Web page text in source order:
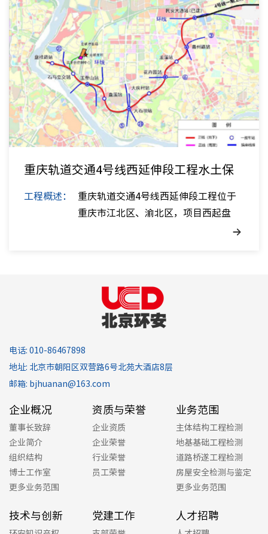
人才招
联系我
重庆轨道交通4号线西延伸段工程水土保
工程概述：
重庆轨道交通4号线西延伸段工程位于
重庆市江北区、渝北区，项目西起盘
电话: 010-86467898
地址: 北京市朝阳区双营路6号北苑大酒店8层
邮箱: bjhuanan@163.com
企业概况
董事长致辞
企业简介
组织结构
博士工作室
更多业务范围
资质与荣誉
企业资质
企业荣誉
行业荣誉
员工荣誉
业务范围
主体结构工程检测
地基基础工程检测
道路桥遂工程检测
房屋安全检测与鉴定
更多业务范围
技术与创新 党建工作 人才招聘